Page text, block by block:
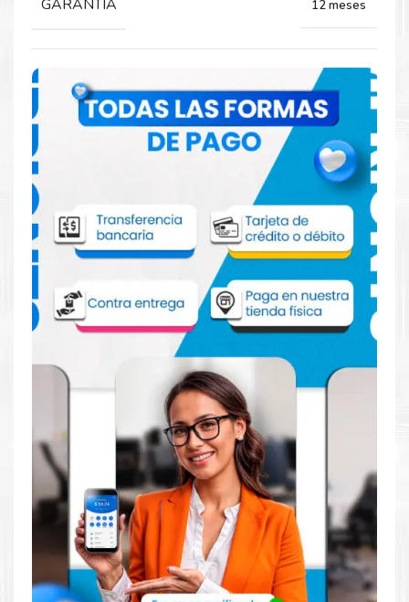
Comprar Tinta HP 728 Amarillo para
impresoras HP T730 830
Aprovecha nuestra experiencia y atención para adquirir tus
productos. Tenemos promociones todos los días. Escríbenos o
visítanos hoy para encontrar la solución perfecta para tu
Tinta HP 728 Amarillo para impresoras
HP T730 830.
Dónde comprar Tinta HP 728 Amarillo
para impresoras HP T730 830 en Lima o
para provincia
Tienda autorizada por HP. Descubre la mejor manera de
abastecerte deTinta HP 728 Amarillo para impresoras HP
T730 830. Ofrecemos una amplia selección de productos
originales que garantizan un rendimiento óptimo y duradero
GARANTIA 12 meses